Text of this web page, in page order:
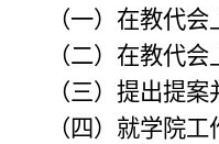
（一）在教代
（二）在教代
（三）提出提
（四）就学院